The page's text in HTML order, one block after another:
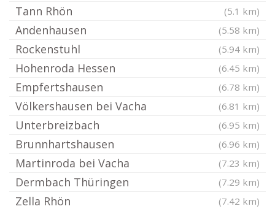
Tann Rhön (5.1 km)
Andenhausen (5.58 km)
Rockenstuhl (5.94 km)
Hohenroda Hessen (6.45 km)
Empfertshausen (6.78 km)
Völkershausen bei Vacha (6.81 km)
Unterbreizbach (6.95 km)
Brunnhartshausen (6.96 km)
Martinroda bei Vacha (7.23 km)
Dermbach Thüringen (7.29 km)
Zella Rhön (7.42 km)